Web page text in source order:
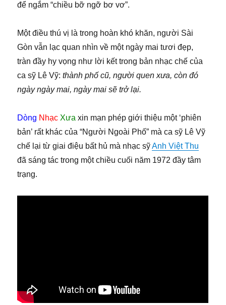
để ngắm “chiều bỡ ngỡ bơ vơ”.
Một điều thú vị là trong hoàn khó khăn, người Sài
Gòn vẫn lạc quan nhìn về một ngày mai tươi đẹp,
tràn đầy hy vọng như lời kết trong bản nhạc chế của
ca sỹ Lê Vỹ:thành phố cũ, người quen xưa, còn đó
ngày ngày mai, ngày mai sẽ trở lại.
Dòng Nhạc Xưa xin mạn phép giới thiệu một ‘phiên
bản’ rất khác của “Người Ngoài Phố” mà ca sỹ Lê Vỹ
chế lại từ giai điệu bất hủ mà nhạc sỹAnh Việt Thu
đã sáng tác trong một chiều cuối năm 1972 đầy tâm
trạng.